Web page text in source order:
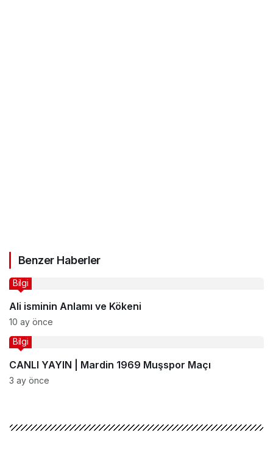
Benzer Haberler
Ali isminin Anlamı ve Kökeni
Bilgi
10 ay önce
CANLI YAYIN | Mardin 1969 Muşspor Maçı
Bilgi
3 ay önce